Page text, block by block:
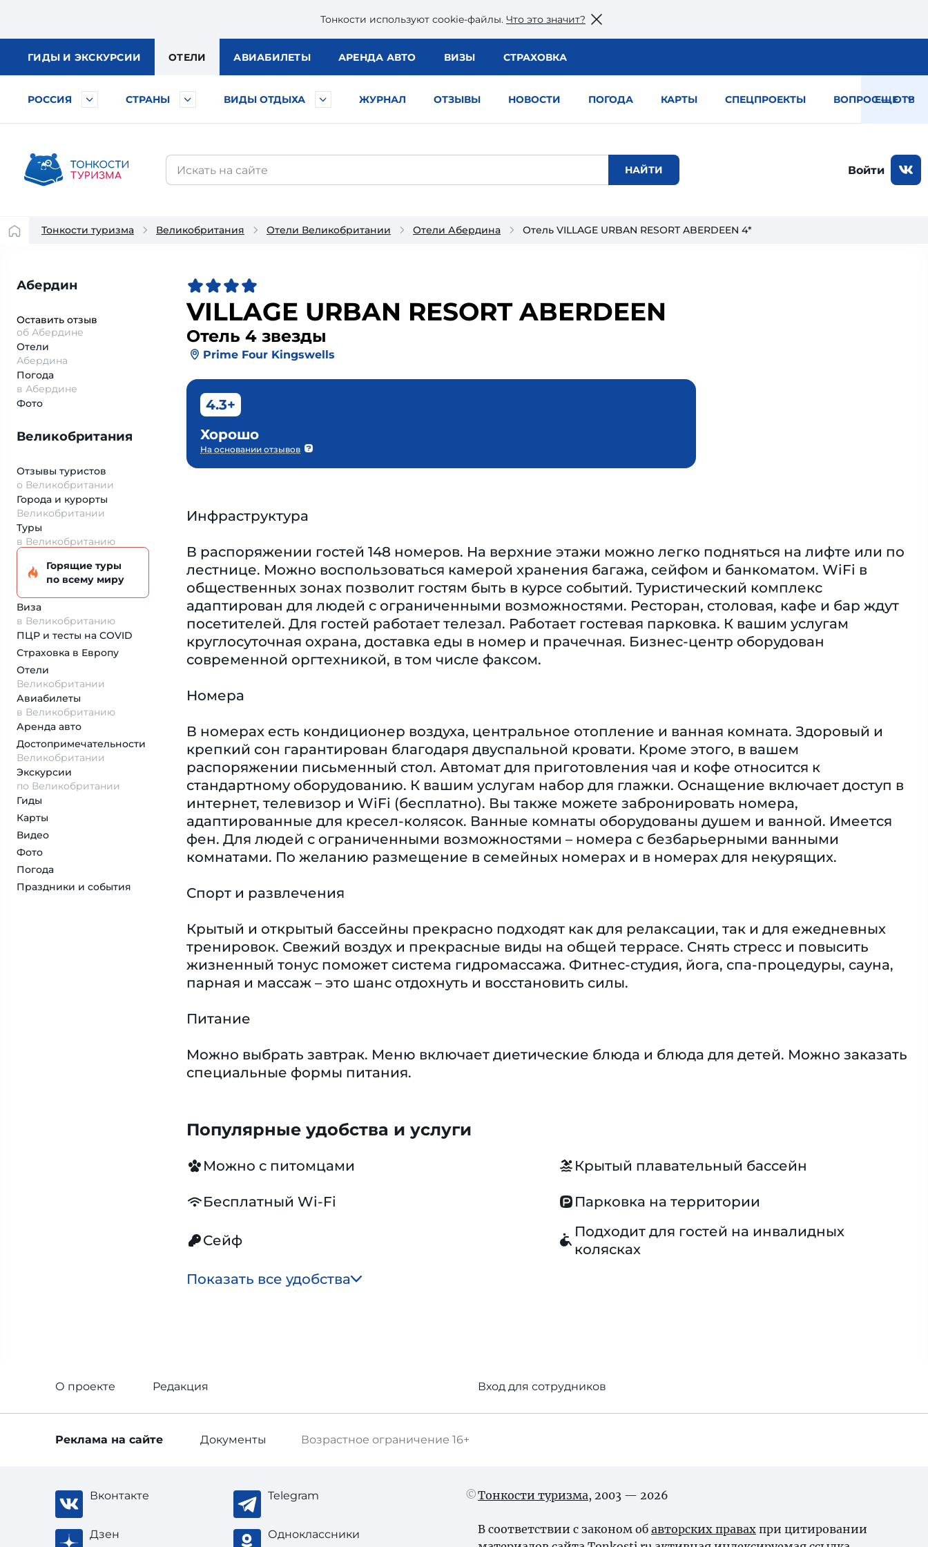
Тонкости используют сookie-файлы. Что это значит?
ГИДЫ И ЭКСКУРСИИ ОТЕЛИ АВИАБИЛЕТЫ АРЕНДА АВТО ВИЗЫ СТРАХОВКА
РОССИЯ СТРАНЫ ВИДЫ ОТДЫХА ЖУРНАЛ ОТЗЫВЫ НОВОСТИ ПОГОДА КАРТЫ СПЕЦПРОЕКТЫ ВОПРОС — ОТВЕТ
ЕЩЕ
Войти
Тонкости туризма Великобритания Отели Великобритании Отели Абердина Отель VILLAGE URBAN RESORT ABERDEEN 4*
Абердин
Оставить отзыв
об Абердине
Отели
Абердина
Погода
в Абердине
Фото
Великобритания
Отзывы туристов
о Великобритании
Города и курорты
Великобритании
Туры
в Великобританию
Горящие туры
по всему миру
Виза
в Великобританию
ПЦР и тесты на COVID
Страховка в Европу
Отели
Великобритании
Авиабилеты
в Великобританию
Аренда авто
Достопримеча­тельности
Великобритании
Экскурсии
по Великобритании
Гиды
Карты
Видео
Фото
Погода
Праздники и события
VILLAGE URBAN RESORT ABERDEEN
Отель 4 звезды
Prime Four Kingswells
4.3+
Хорошо
На основании отзывов
Инфраструктура
В распоряжении гостей 148 номеров. На верхние этажи можно легко подняться на лифте или по
лестнице. Можно воспользоваться камерой хранения багажа, сейфом и банкоматом. WiFi в
общественных зонах позволит гостям быть в курсе событий. Туристический комплекс
адаптирован для людей с ограниченными возможностями. Ресторан, столовая, кафе и бар ждут
посетителей. Для гостей работает телезал. Работает гостевая парковка. К вашим услугам
круглосуточная охрана, доставка еды в номер и прачечная. Бизнес-центр оборудован
современной оргтехникой, в том числе факсом.
Номера
В номерах есть кондиционер воздуха, центральное отопление и ванная комната. Здоровый и
крепкий сон гарантирован благодаря двуспальной кровати. Кроме этого, в вашем
распоряжении письменный стол. Автомат для приготовления чая и кофе относится к
стандартному оборудованию. К вашим услугам набор для глажки. Оснащение включает доступ в
интернет, телевизор и WiFi (бесплатно). Вы также можете забронировать номера,
адаптированные для кресел-колясок. Ванные комнаты оборудованы душем и ванной. Имеется
фен. Для людей с ограниченными возможностями – номера с безбарьерными ванными
комнатами. По желанию размещение в семейных номерах и в номерах для некурящих.
Спорт и развлечения
Крытый и открытый бассейны прекрасно подходят как для релаксации, так и для ежедневных
тренировок. Свежий воздух и прекрасные виды на общей террасе. Снять стресс и повысить
жизненный тонус поможет система гидромассажа. Фитнес-студия, йога, спа-процедуры, сауна,
парная и массаж – это шанс отдохнуть и восстановить силы.
Питание
Можно выбрать завтрак. Меню включает диетические блюда и блюда для детей. Можно заказать
специальные формы питания.
Популярные удобства и услуги
Можно с питомцами Крытый плавательный бассейн
Бесплатный Wi-Fi Парковка на территории
Сейф
Подходит для гостей на инвалидных
колясках
Показать все удобства
О проекте Редакция Вход для сотрудников
Возрастное ограничение 16+
Реклама на сайте Документы
Вконтакте Telegram
Дзен Одноклассники
Тонкости туризма, 2003 — 2026
В соответствии с законом об авторских правах при цитировании